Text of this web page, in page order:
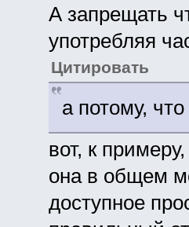
А запрещать
употребляя
Цитировать
а потому,
вот, к
она в общем
доступное